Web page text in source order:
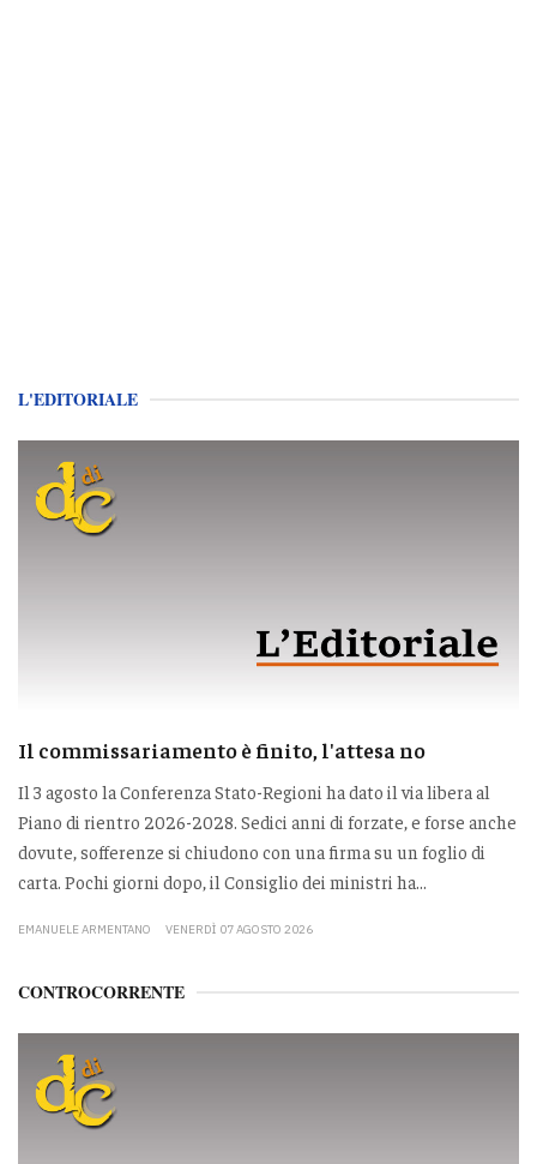
L'EDITORIALE
Il commissariamento è finito, l'attesa no
Il 3 agosto la Conferenza Stato-Regioni ha dato il via libera al
Piano di rientro 2026-2028. Sedici anni di forzate, e forse anche
dovute, sofferenze si chiudono con una firma su un foglio di
carta. Pochi giorni dopo, il Consiglio dei ministri ha...
EMANUELE ARMENTANO VENERDÌ 07 AGOSTO 2026
CONTROCORRENTE